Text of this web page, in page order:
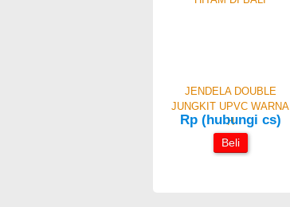
JENDELA DOUBLE
JUNGKIT UPVC WARNA
H
Rp (hubungi cs)
Beli